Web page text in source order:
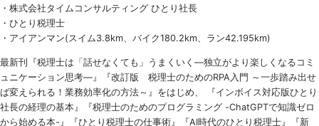
・株式会社タイムコンサルティング ひとり社長
・ひとり税理士
・アイアンマン(スイム3.8km、バイク180.2km、ラン42.195km)
最新刊『税理士は「話せなくても」うまくいく ―独立がより楽しくなるコミ
ュニケーション思考―』『改訂版 税理士のためのRPA入門 ～一歩踏み出せ
ば変えられる！業務効率化の方法～』をはじめ、 『インボイス対応版ひとり
社長の経理の基本』『税理士のためのプログラミング -ChatGPTで知識ゼロ
から始める本-』『ひとり税理士の仕事術』『AI時代のひとり税理士』『新